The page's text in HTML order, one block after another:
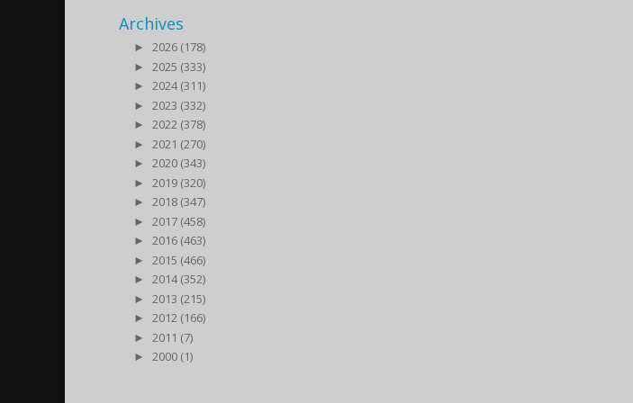
Archives
►
2026 (178)
►
2025 (333)
►
2024 (311)
►
2023 (332)
►
2022 (378)
►
2021 (270)
►
2020 (343)
►
2019 (320)
►
2018 (347)
►
2017 (458)
►
2016 (463)
►
2015 (466)
►
2014 (352)
►
2013 (215)
►
2012 (166)
►
2011 (7)
►
2000 (1)